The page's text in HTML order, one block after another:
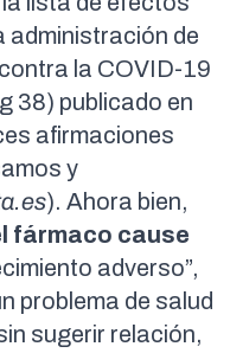
administración de
la COVID-19
38) publicado en
afirmaciones
y
). Ahora bien,
fármaco cause
adverso”,
problema de salud
sugerir relación,